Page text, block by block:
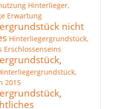
Hinterlieger,
Erwartung
nicht
Hinterliegergrundstück,
Erschlossenseins
2015